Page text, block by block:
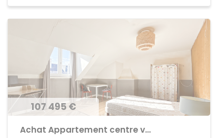
107 495 €
Achat Appartement centre ville